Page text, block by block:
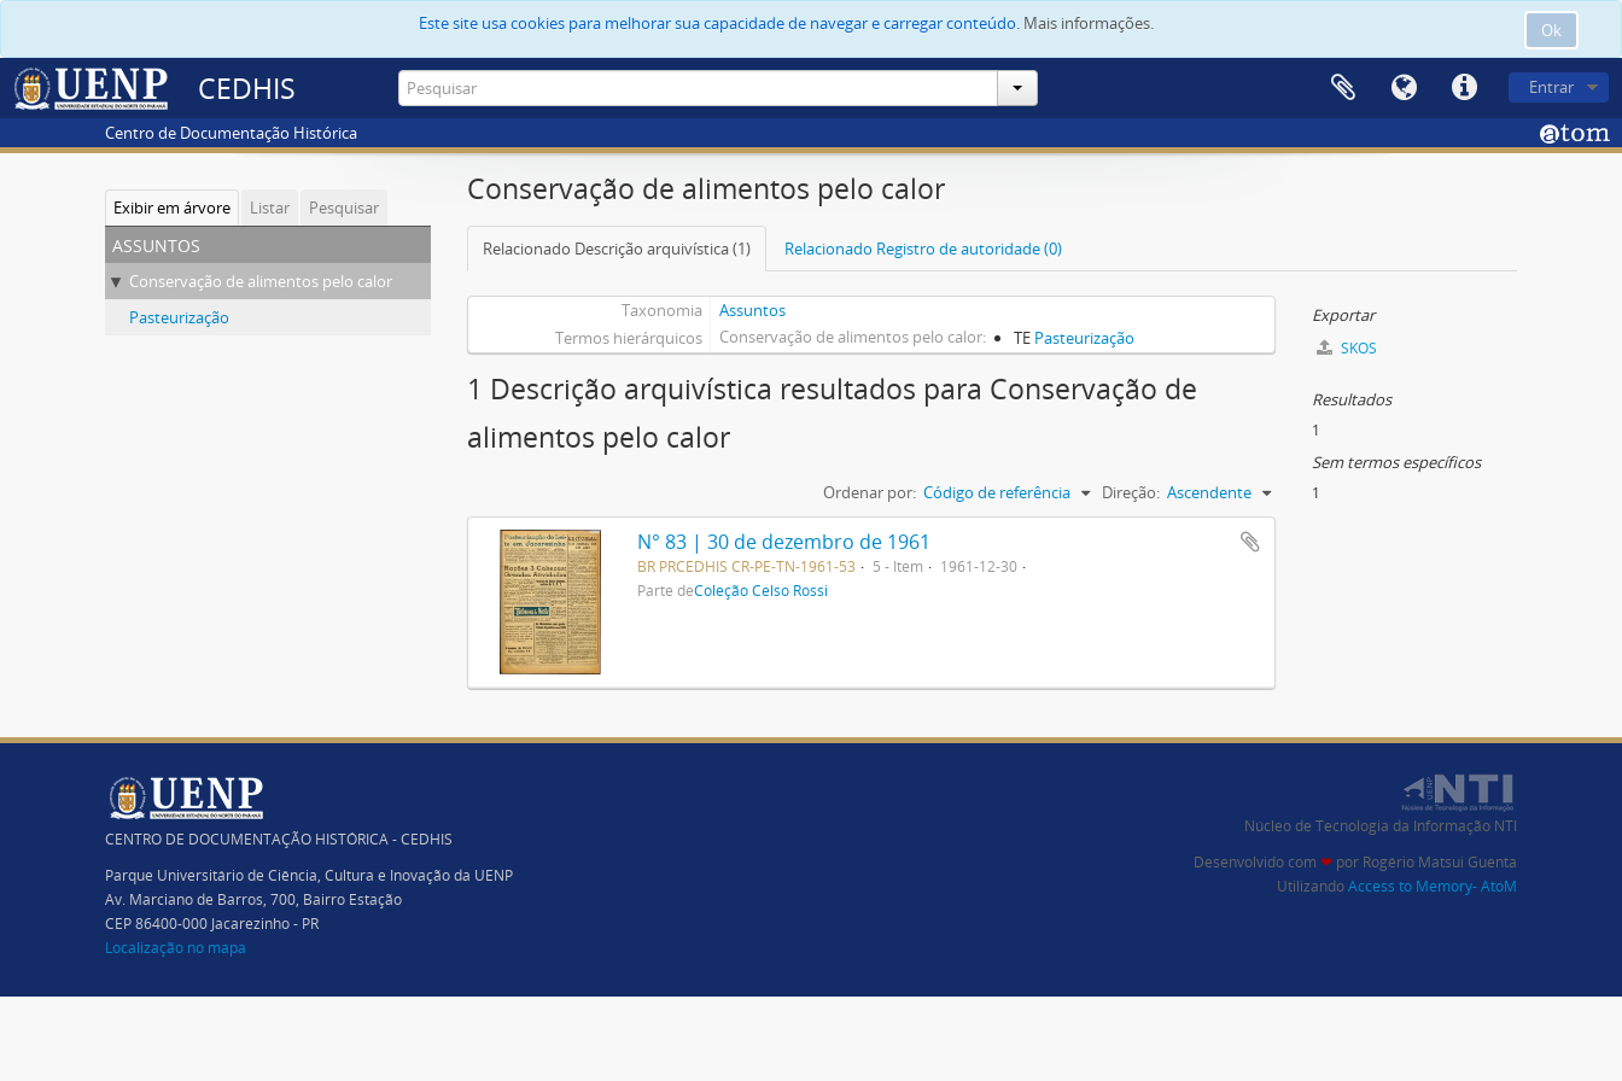
Ok
Este site usa cookies para melhorar sua capacidade de navegar e carregar conteúdo. Mais informações.
CEDHIS Entrar
Centro de Documentação Histórica
Exibir em árvore Listar Pesquisar
assuntos
Conservação de alimentos pelo calor
Pasteurização
Conservação de alimentos pelo calor
Relacionado Descrição arquivística (1) Relacionado Registro de autoridade (0)
Taxonomia
Assuntos
Termos hierárquicos
Conservação de alimentos pelo calor TE Pasteurização
1 Descrição arquivística resultados para Conservação de
alimentos pelo calor
Ordenar por: Código de referência Direção: Ascendente
N° 83 | 30 de dezembro de 1961
BR PRCEDHIS CR-PE-TN-1961-53 5 - Item
1961-12-30
Parte deColeção Celso Rossi
Exportar
SKOS
Resultados
1
Sem termos específicos
1
CENTRO DE DOCUMENTAÇÃO HISTÓRICA - CEDHIS
Parque Universitário de Ciência, Cultura e Inovação da UENP
Av. Marciano de Barros, 700, Bairro Estação
CEP 86400-000 Jacarezinho - PR
Localização no mapa
Núcleo de Tecnologia da Informação NTI
Desenvolvido com ❤ por Rogério Matsui Guenta
UtilizandoAccess to Memory- AtoM